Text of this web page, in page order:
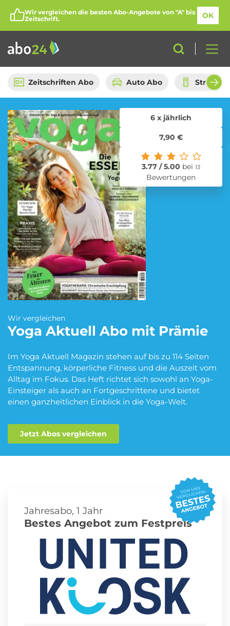
Wir vergleichen die besten Abo-Angebote von "A" bis
Zeitschrift.
OK
Zeitschriften Abo Auto Abo
Abo-Kategorien
Amazon Spar-Abo Auto Abo
Beauty Box Abo
Blumen Abo Dating App Abo
eBook Abo
Kino Abo Kochbox Abo
Musik-Streaming Abo
Schmuck Abo
Sprachlern App Abo Streaming Abo
Süßigkeiten Abo Zeitschriften Abo
Wir vergleichen
Yoga Aktuell Abo mit Prämie
Im Yoga Aktuell Magazin stehen auf bis zu 114 Seiten
Entspannung, körperliche Fitness und die Auszeit vom
Alltag im Fokus. Das Heft richtet sich sowohl an Yoga-
Einsteiger als auch an Fortgeschrittene und bietet
einen ganzheitlichen Einblick in die Yoga-Welt.
Jetzt Abos vergleichen
6 x jährlich
7,90 €
3.77 / 5.00 bei 13
Bewertungen
Jahresabo, 1 Jahr
Bestes Angebot zum Festpreis